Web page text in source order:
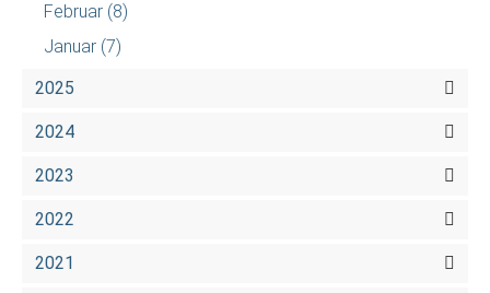
Februar (8)
Januar (7)
2025
2024
2023
2022
2021